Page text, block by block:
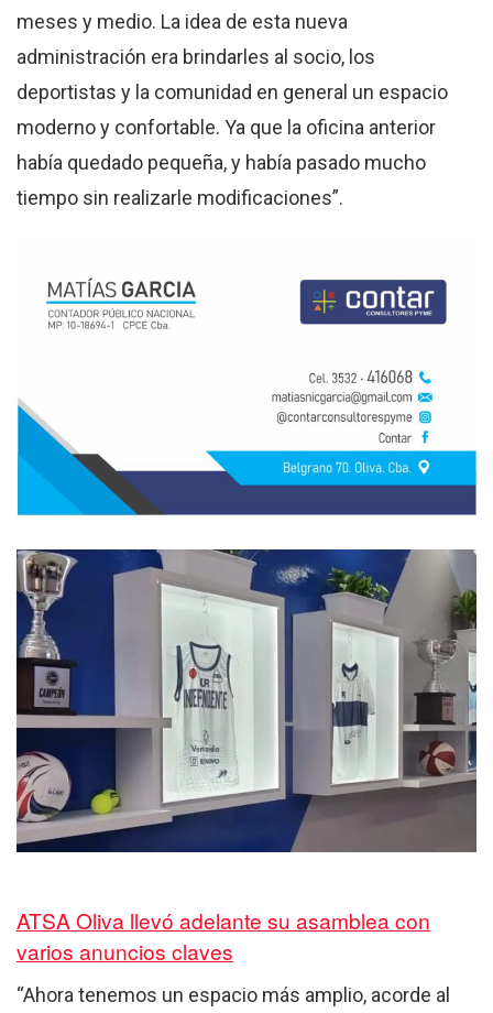
meses y medio. La idea de esta nueva
administración era brindarles al socio, los
deportistas y la comunidad en general un espacio
moderno y confortable. Ya que la oficina anterior
había quedado pequeña, y había pasado mucho
tiempo sin realizarle modificaciones”.
ATSA Oliva llevó adelante su asamblea con
varios anuncios claves
“Ahora tenemos un espacio más amplio, acorde al